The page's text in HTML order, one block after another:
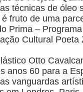
técnicas de óleo
fruto de uma
Prima –
Cultural Poeta
Otto
anos 60 para a
vanguardas